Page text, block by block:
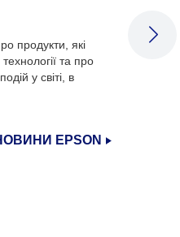
продукти, які
та про
у світі, в
EPSON